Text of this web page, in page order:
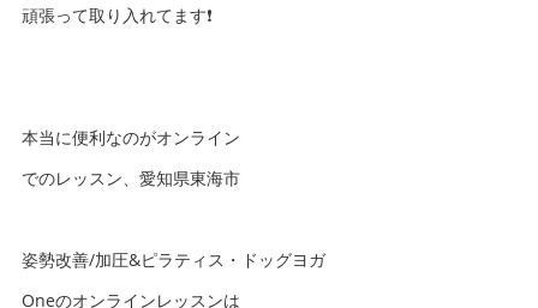
頑張って取り入れてます❗️
本当に便利なのがオンライン
でのレッスン、愛知県東海市
姿勢改善/加圧&ピラティス・ドッグヨガ
Oneのオンラインレッスンは